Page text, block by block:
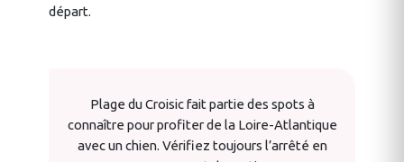
départ.
Plage du Croisic fait partie des spots à
connaître pour profiter de la Loire-Atlantique
avec un chien. Vérifiez toujours l’arrêté en